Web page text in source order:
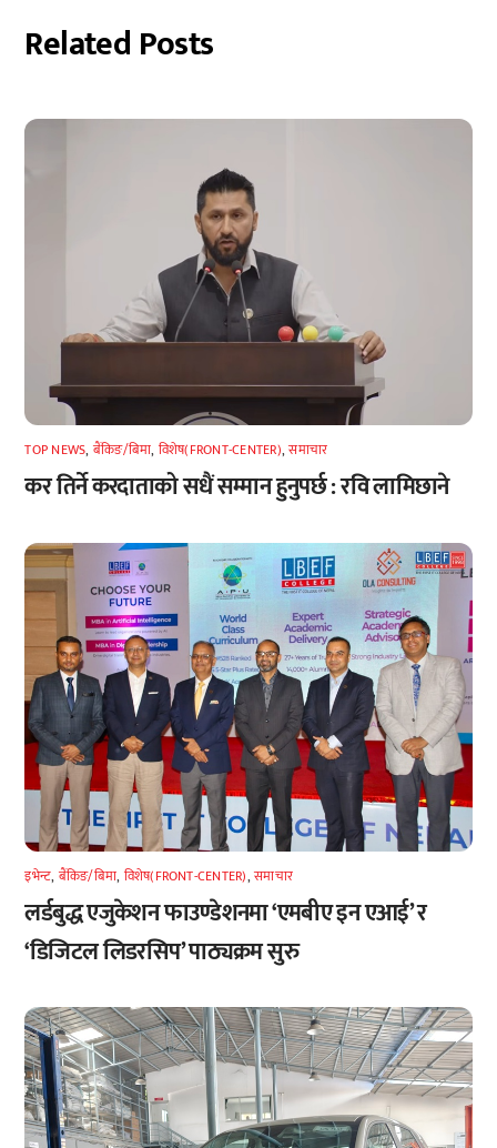
Related Posts
TOP NEWS, बैंकिङ/बिमा, विशेष(FRONT-CENTER),समाचार
कर तिर्ने करदाताको सधैं सम्मान हुनुपर्छ : रवि लामिछाने
इभेन्ट, बैंकिङ/बिमा, विशेष(FRONT-CENTER),समाचार
लर्डबुद्ध एजुकेशन फाउण्डेशनमा ‘एमबीए इन एआई’ र
‘डिजिटल लिडरसिप’ पाठ्यक्रम सुरु